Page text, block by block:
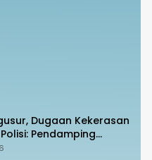
Dugaan Kekerasan
Pendamping
Disabilitas